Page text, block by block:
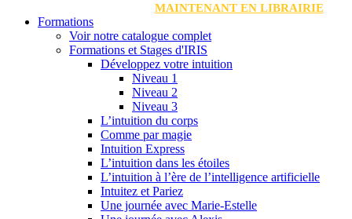
MAINTENANT EN LIBRAIRIE
Formations
Voir notre catalogue complet
Formations et Stages d'IRIS
Développez votre intuition
Niveau 1
Niveau 2
Niveau 3
L’intuition du corps
Comme par magie
Intuition Express
L’intuition dans les étoiles
L’intuition à l’ère de l’intelligence artificielle
Intuitez et Pariez
Une journée avec Marie-Estelle